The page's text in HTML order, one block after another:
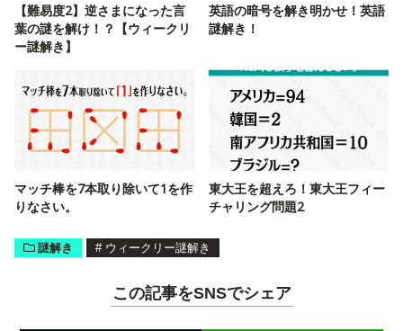
【難易度2】逆さまになった言
葉の謎を解け！？【ウィークリ
ー謎解き】
英語の暗号を解き明かせ！英語
謎解き！
マッチ棒を7本取り除いて1を作
りなさい。
東大王を超えろ！東大王フィー
チャリング問題2
謎解き # ウィークリー謎解き
この記事をSNSでシェア